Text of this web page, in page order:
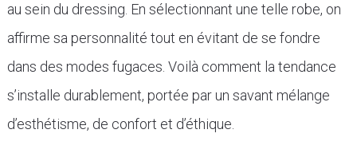
au sein du dressing. En sélectionnant une telle robe, on
affirme sa personnalité tout en évitant de se fondre
dans des modes fugaces. Voilà comment la tendance
s’installe durablement, portée par un savant mélange
d’esthétisme, de confort et d’éthique.